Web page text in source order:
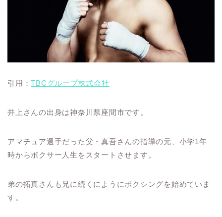
引用：TBCグループ株式会社
井上さんの出身は神奈川県座間市です。
アマチュア選手だった父・真吾さんの指導の元、小学1年
時からボクサー人生をスタートさせます。
弟の拓真さんも兄に続くにようにボクシングを始めていま
す。